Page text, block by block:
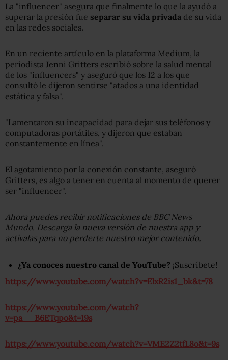
La "influencer" asegura que finalmente lo que la ayudó a
superar la presión fue separar su vida privada de su vida
en las redes sociales.
En un reciente artículo en la plataforma Medium, la
periodista Jenni Gritters escribió sobre la salud mental
de los "influencers" y aseguró que los 12 a los que
consultó le dijeron sentirse "atados a una identidad
estática y falsa".
"Lamentaron su incapacidad para dejar sus teléfonos y
computadoras portátiles, y dijeron que estaban
constantemente en línea".
El agotamiento por la conexión constante, aseguró
Gritters, es algo a tener en cuenta al momento de querer
ser "influencer".
Ahora puedes recibir notificaciones de BBC News
Mundo. Descarga la nueva versión de nuestra app y
actívalas para no perderte nuestro mejor contenido.
¿Ya conoces nuestro canal de YouTube? ¡Suscríbete!
https://www.youtube.com/watch?v=ElxR2is1_bk&t=78
https://www.youtube.com/watch?
v=pa__B6ETqpo&t=19s
https://www.youtube.com/watch?v=VME2Z2tfL8o&t=9s